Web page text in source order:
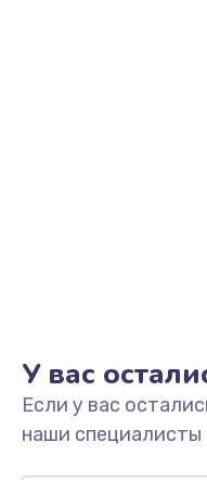
У вас
Если у вас
наши специалисты